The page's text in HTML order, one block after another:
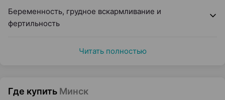
Беременность, грудное вскармливание и
фертильность
Читать полностью
Где купить Минск